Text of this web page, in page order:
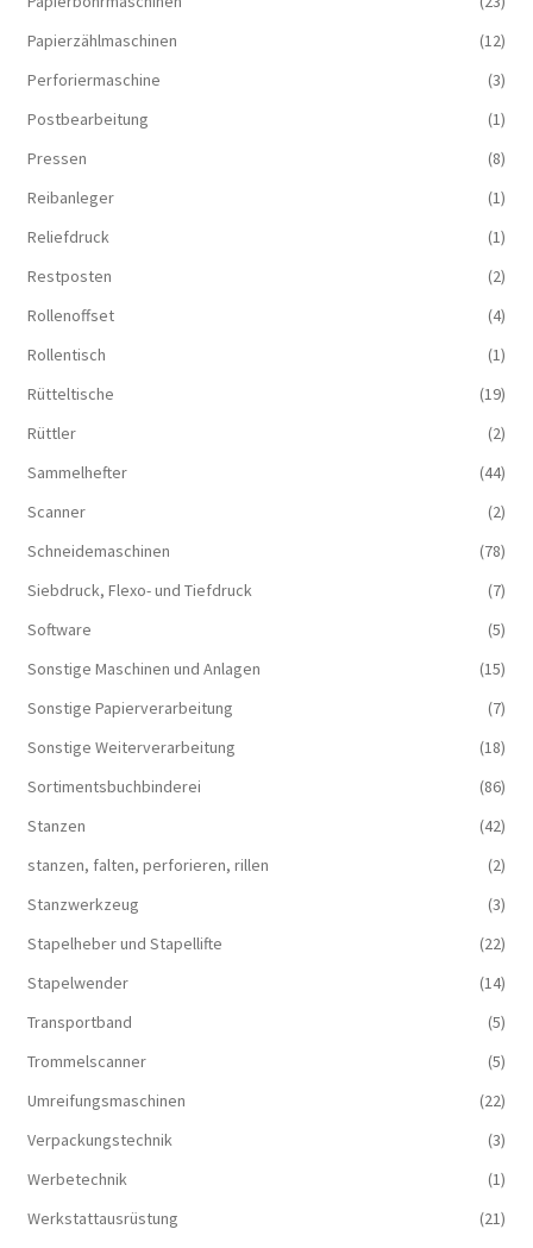
Papierzählmaschinen
(12)
Perforiermaschine
(3)
Postbearbeitung
(1)
Pressen
(8)
Reibanleger
(1)
Reliefdruck
(1)
Restposten
(2)
Rollenoffset
(4)
Rollentisch
(1)
Rütteltische
(19)
Rüttler
(2)
Sammelhefter
(44)
Scanner
(2)
Schneidemaschinen
(78)
Siebdruck, Flexo- und Tiefdruck
(7)
Software
(5)
Sonstige Maschinen und Anlagen
(15)
Sonstige Papierverarbeitung
(7)
Sonstige Weiterverarbeitung
(18)
Sortimentsbuchbinderei
(86)
Stanzen
(42)
stanzen, falten, perforieren, rillen
(2)
Stanzwerkzeug
(3)
Stapelheber und Stapellifte
(22)
Stapelwender
(14)
Transportband
(5)
Trommelscanner
(5)
Umreifungsmaschinen
(22)
Verpackungstechnik
(3)
Werbetechnik
(1)
Werkstattausrüstung
(21)